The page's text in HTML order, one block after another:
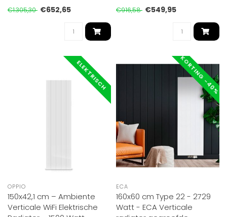
€1.305,30 €652,65
€916,58 €549,95
ELEKTRISCH
OPPIO
150x42,1 cm – Ambiente
Verticale WiFi Elektrische
KORTING -40%
ECA
160x60 cm Type 22 - 2729
Watt - ECA Verticale